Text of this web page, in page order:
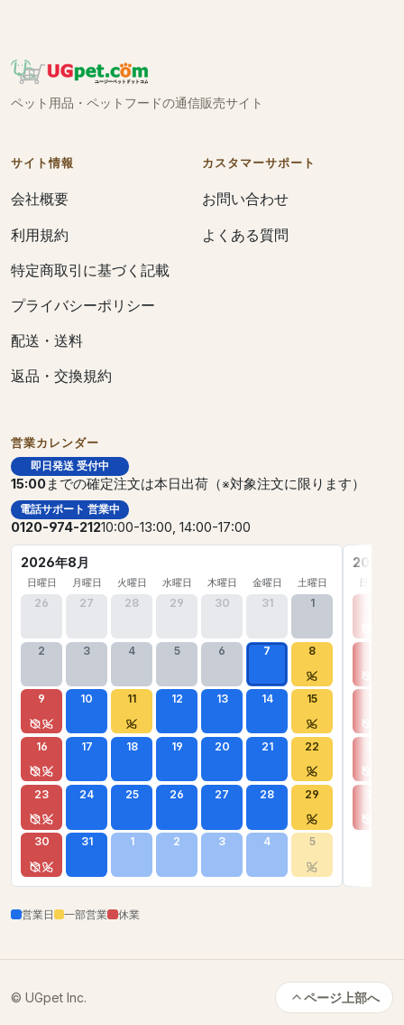
ペット用品・ペットフードの通信販売サイト
サイト情報
会社概要
利用規約
特定商取引に基づく記載
プライバシーポリシー
配送・送料
返品・交換規約
カスタマーサポート
お問い合わせ
よくある質問
営業カレンダー
即日発送 受付中
15:00までの確定注文は本日出荷（※対象注文に限ります）
電話サポート 営業中
0120-974-21210:00-13:00, 14:00-17:00
2026年8月
日曜日 月曜日 火曜日 水曜日 木曜日 金曜日 土曜日
26 27 28 29 30 31 1
2 3 4 5 6 7 8
9 10 11 12 13 14 15
16 17 18 19 20 21 22
23 24 25 26 27 28 29
30 31 1 2 3 4 5
2026年
日曜日
営業日 一部営業 休業
© UGpet Inc. ページ上部へ